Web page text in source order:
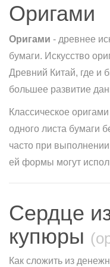
Оригами
Оригами - древнее
бумаги. Искусство
Древний Китай, где и
большее развитие
Классическое
одного листа бумаги
часто при
ей формы могут
Сердце
купюры
Как сложить из